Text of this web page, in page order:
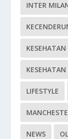
INTER
KESEHATAN
LIFESTYLE
NEWS